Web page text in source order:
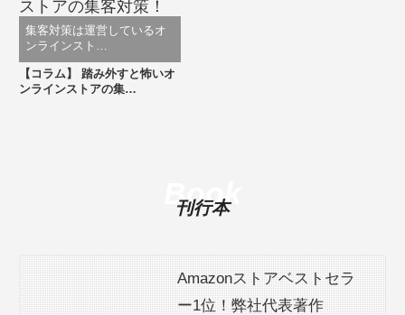
集客対策は運営しているオ
ンラインスト…
【コラム】 踏み外すと怖いオ
ンラインストアの集…
刊行本
Book
Amazonストアベストセラ
ー1位！弊社代表著作